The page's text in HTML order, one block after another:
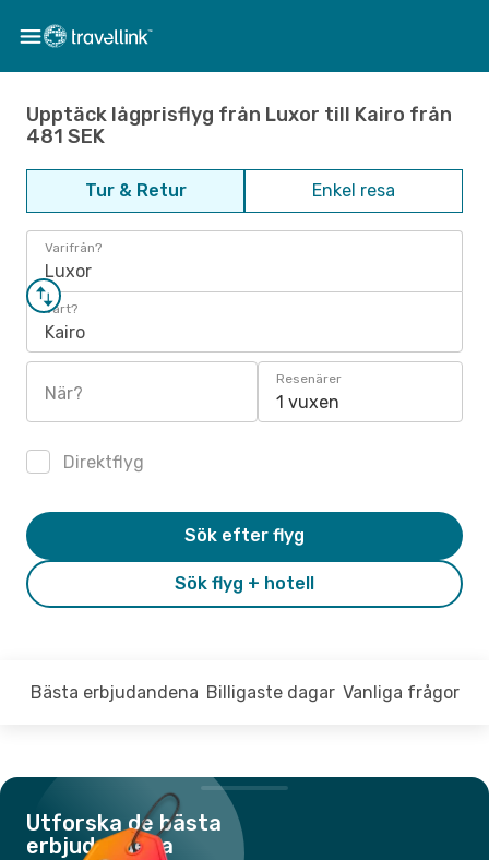
Upptäck lågprisflyg från Luxor till Kairo från
481 SEK
Tur & Retur Enkel resa
Varifrån?
Luxor
Vart?
Kairo
När?
Resenärer
1 vuxen
Direktflyg
Sök flyg + hotell
Sök efter flyg
Bästa erbjudandena Billigaste dagar Vanliga frågor
Utforska de bästa
erbjudandena